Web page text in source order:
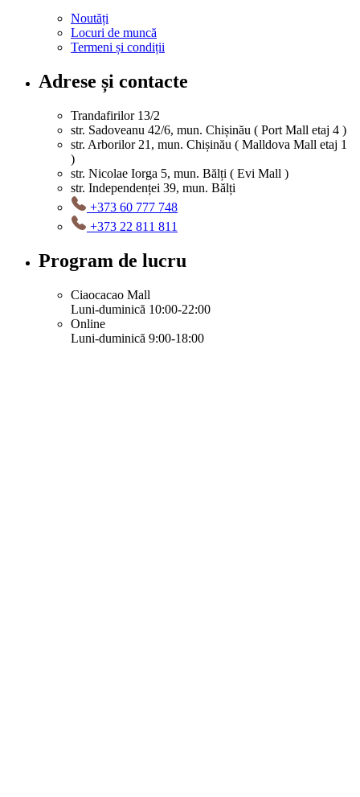
Noutăți
Locuri de muncă
Termeni și condiții
Adrese și contacte
Trandafirilor 13/2
str. Sadoveanu 42/6, mun. Chișinău ( Port Mall etaj 4 )
str. Arborilor 21, mun. Chișinău ( Malldova Mall etaj 1
)
str. Nicolae Iorga 5, mun. Bălți ( Evi Mall )
str. Independenței 39, mun. Bălți
+373 60 777 748
+373 22 811 811
Program de lucru
Ciaocacao Mall
Luni-duminică 10:00-22:00
Online
Luni-duminică 9:00-18:00